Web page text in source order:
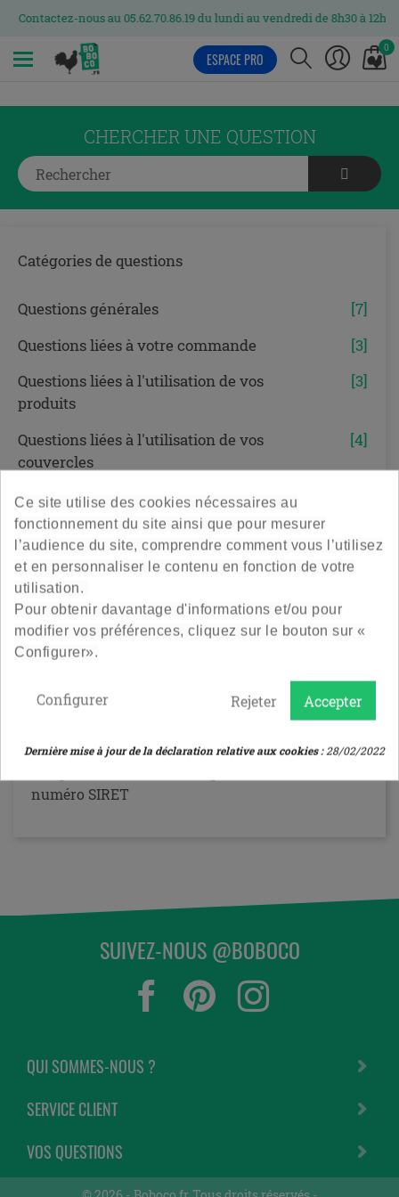
Contactez-nous au 05.62.70.86.19 du lundi au vendredi de 8h30 à 12h et
0
ESPACE PRO
CHERCHER UNE QUESTION
Catégories de questions
Questions générales
[7]
Questions liées à votre commande
[3]
Questions liées à l'utilisation de vos
produits
[3]
Questions liées à l'utilisation de vos
couvercles
[4]
Avez-vous un catalogue
professionnel ?
Nous n’avons pas encore de catalogue
professionnel, mais nous y travaillons!
Toutes nos références sont consultables en ligne.
palier, nous vous conseillons de vous créer un
numéro SIRET
QUI SOMMES-NOUS ?
SERVICE CLIENT
VOS QUESTIONS
SUIVEZ-NOUS @BOBOCO
Ce site utilise des cookies nécessaires au
fonctionnement du site ainsi que pour mesurer
l’audience du site, comprendre comment vous l’utilisez
et en personnaliser le contenu en fonction de votre
utilisation.
Pour obtenir davantage d'informations et/ou pour
modifier vos préférences, cliquez sur le bouton sur «
Configurer».
Accepter
Rejeter
Configurer
Dernière mise à jour de la déclaration relative aux cookies :28/02/2022